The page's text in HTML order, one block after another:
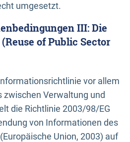
umgesetzt.
III: Die
of Public Sector
vor allem
Verwaltung und
die Richtlinie 2003/98/EG
von Informationen des
Union, 2003) auf